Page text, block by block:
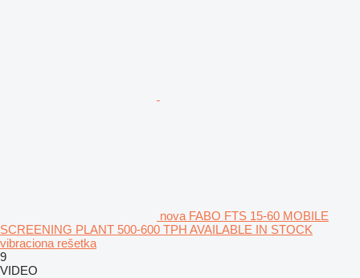
nova FABO FTS 15-60 MOBILE
SCREENING PLANT 500-600 TPH AVAILABLE IN STOCK
vibraciona rešetka
9
VIDEO